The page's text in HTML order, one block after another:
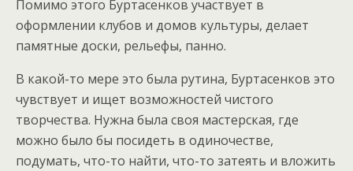
Помимо этого Буртасенков участвует в
оформлении клубов и домов культуры, делает
памятные доски, рельефы, панно.
В какой-то мере это была рутина, Буртасенков это
чувствует и ищет возможностей чистого
творчества. Нужна была своя мастерская, где
можно было бы посидеть в одиночестве,
подумать, что-то найти, что-то затеять и вложить